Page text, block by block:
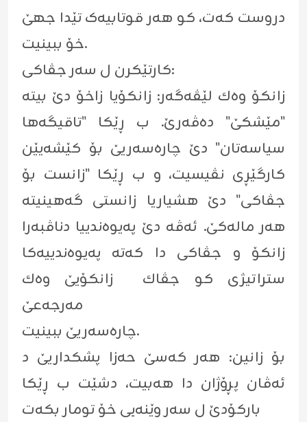
دروست کەت، کو هەر قوتابیەک تێدا جهێ
خۆ ببینیت.
کارتێکرن ل سەر جڤاکی:
زانکۆ وەك لێڤەگەر: زانکۆیا زاخۆ دێ بیتە
"مێشکێ" دەڤەرێ. ب ڕێکا "تاقیگەها
سیاسەتان" دێ چارەسەریێ بۆ کێشەیێن
کارگێڕی نڤیسیت، و ب ڕێکا "زانست بۆ
جڤاکی" دێ هشیاریا زانستی گەهینیتە
هەر مالەکێ. ئەڤە دێ پەیوەندییا دناڤبەرا
زانکۆ و جڤاکی دا کەتە پەیوەندییەکا
ستراتیژی کو جڤاك زانکۆیێ وەك
مەرجەعێ
چارەسەریێ ببینیت.
بۆ زانین: هەر کەسێ حەزا پشکداریێ د
ئەڤان پڕۆژان دا هەبیت، دشێت ب ڕێکا
بارکۆدێ ل سەر وێنەیی خۆ تومار بکەت